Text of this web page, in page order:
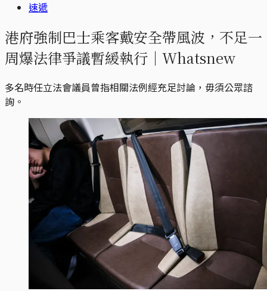
速遞
港府強制巴士乘客戴安全帶風波，不足一
周爆法律爭議暫緩執行｜Whatsnew
多名時任立法會議員曾指相關法例經充足討論，毋須公眾諮
詢。